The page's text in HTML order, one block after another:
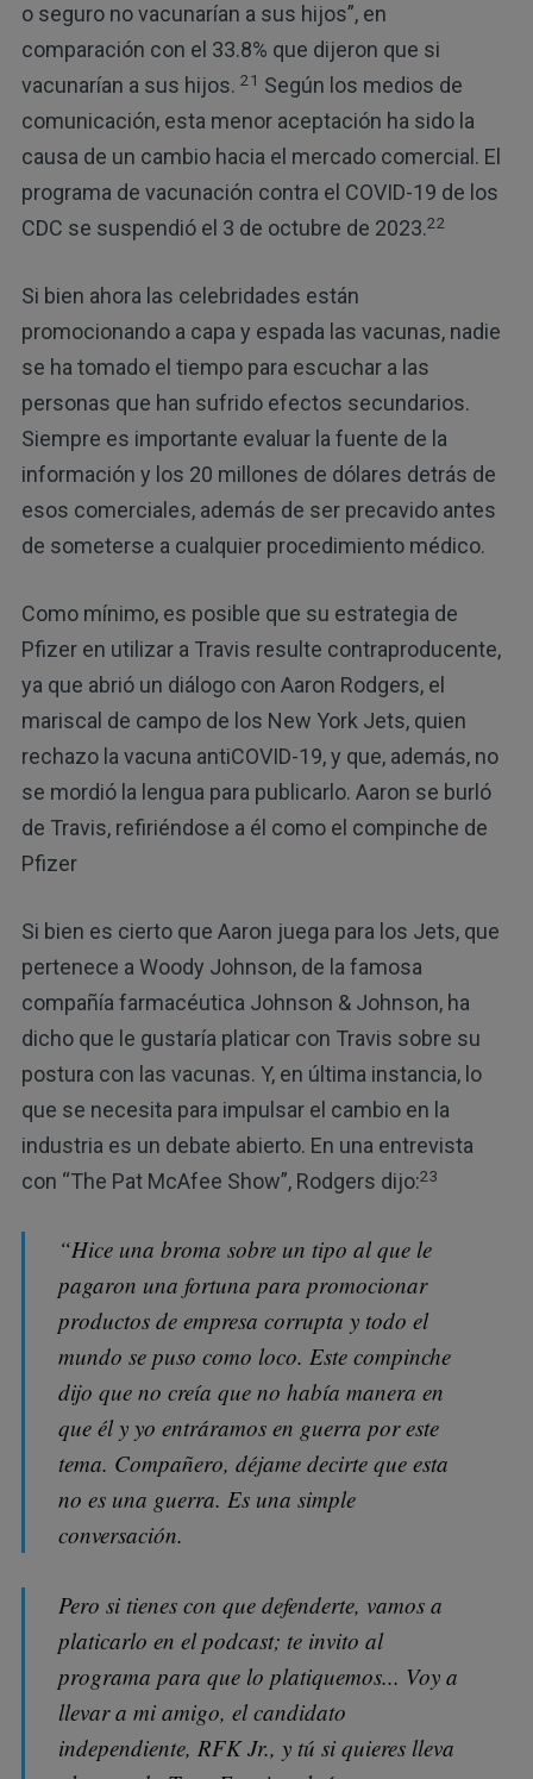
o seguro no vacunarían a sus hijos”, en
comparación con el 33.8% que dijeron que si
vacunarían a sus hijos. 21 Según los medios de
comunicación, esta menor aceptación ha sido la
causa de un cambio hacia el mercado comercial. El
programa de vacunación contra el COVID-19 de los
CDC se suspendió el 3 de octubre de 2023.22
Si bien ahora las celebridades están
promocionando a capa y espada las vacunas, nadie
se ha tomado el tiempo para escuchar a las
personas que han sufrido efectos secundarios.
Siempre es importante evaluar la fuente de la
información y los 20 millones de dólares detrás de
esos comerciales, además de ser precavido antes
de someterse a cualquier procedimiento médico.
Como mínimo, es posible que su estrategia de
Pfizer en utilizar a Travis resulte contraproducente,
ya que abrió un diálogo con Aaron Rodgers, el
mariscal de campo de los New York Jets, quien
rechazo la vacuna antiCOVID-19, y que, además, no
se mordió la lengua para publicarlo. Aaron se burló
de Travis, refiriéndose a él como el compinche de
Pfizer
Si bien es cierto que Aaron juega para los Jets, que
pertenece a Woody Johnson, de la famosa
compañía farmacéutica Johnson & Johnson, ha
dicho que le gustaría platicar con Travis sobre su
postura con las vacunas. Y, en última instancia, lo
que se necesita para impulsar el cambio en la
industria es un debate abierto. En una entrevista
con “The Pat McAfee Show”, Rodgers dijo:23
“Hice una broma sobre un tipo al que le
pagaron una fortuna para promocionar
productos de empresa corrupta y todo el
mundo se puso como loco. Este compinche
dijo que no creía que no había manera en
que él y yo entráramos en guerra por este
tema. Compañero, déjame decirte que esta
no es una guerra. Es una simple
conversación.
Pero si tienes con que defenderte, vamos a
platicarlo en el podcast; te invito al
programa para que lo platiquemos... Voy a
llevar a mi amigo, el candidato
independiente, RFK Jr., y tú si quieres lleva